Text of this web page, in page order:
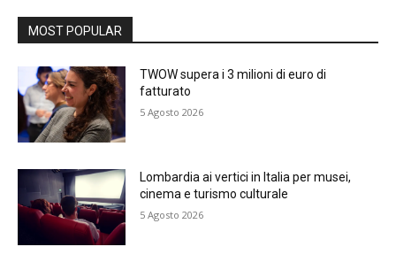
MOST POPULAR
TWOW supera i 3 milioni di euro di
fatturato
5 Agosto 2026
Lombardia ai vertici in Italia per musei,
cinema e turismo culturale
5 Agosto 2026